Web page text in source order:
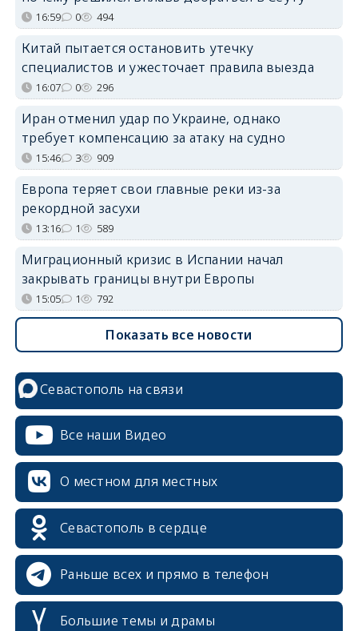
16:59 0 494
Китай пытается остановить утечку
специалистов и ужесточает правила выезда
16:07 0 296
Иран отменил удар по Украине, однако
требует компенсацию за атаку на судно
15:46 3 909
Европа теряет свои главные реки из-за
рекордной засухи
13:16 1 589
Миграционный кризис в Испании начал
закрывать границы внутри Европы
15:05 1 792
Показать все новости
Севастополь на связи
Все наши Видео
О местном для местных
Севастополь в сердце
Раньше всех и прямо в телефон
Большие темы и драмы